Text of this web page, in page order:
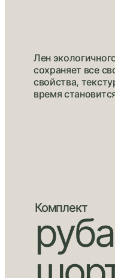
Лен
сохраняет все
свойства,
время
Комплект